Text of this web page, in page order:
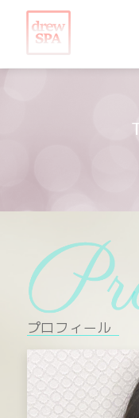
プロフィール